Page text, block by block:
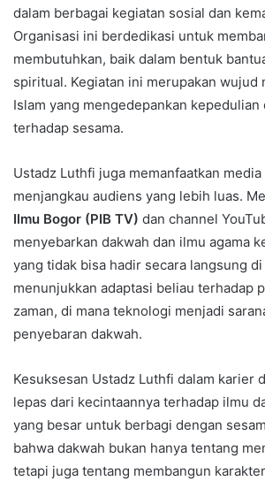
dalam berbagai kegiatan sosial dan
Organisasi ini berdedikasi untuk
membutuhkan, baik dalam bentuk
spiritual. Kegiatan ini merupakan wujud
Islam yang mengedepankan kepedulian
terhadap sesama.
Ustadz Luthfi juga memanfaatkan
menjangkau audiens yang lebih luas.
Ilmu Bogor (PIB TV) dan channel
menyebarkan dakwah dan ilmu agama
yang tidak bisa hadir secara langsung
menunjukkan adaptasi beliau terhadap
zaman, di mana teknologi menjadi
penyebaran dakwah.
Kesuksesan Ustadz Luthfi dalam karier
lepas dari kecintaannya terhadap ilmu
yang besar untuk berbagi dengan
bahwa dakwah bukan hanya tentang
tetapi juga tentang membangun